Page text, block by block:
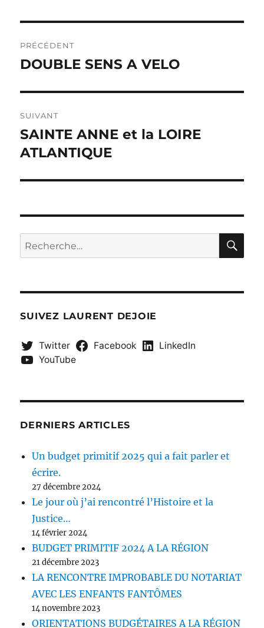
de
PRÉCÉDENT
Publication
DOUBLE SENS A VELO
SUIVANT
Publication
suivante :
SAINTE ANNE et la LOIRE
ATLANTIQUE
Recherche
pour :
SUIVEZ LAURENT DEJOIE
Twitter Facebook
LinkedIn
YouTube
DERNIERS ARTICLES
Un budget primitif 2025 qui a fait parler et
écrire.
27 décembre 2024
Le jour où j’ai rencontré l’Histoire et la
Justice…
14 février 2024
BUDGET PRIMITIF 2024 A LA RÉGION
21 décembre 2023
LA RENCONTRE IMPROBABLE DU NOTARIAT
AVEC LES ENFANTS FANTÔMES
14 novembre 2023
ORIENTATIONS BUDGÉTAIRES A LA RÉGION